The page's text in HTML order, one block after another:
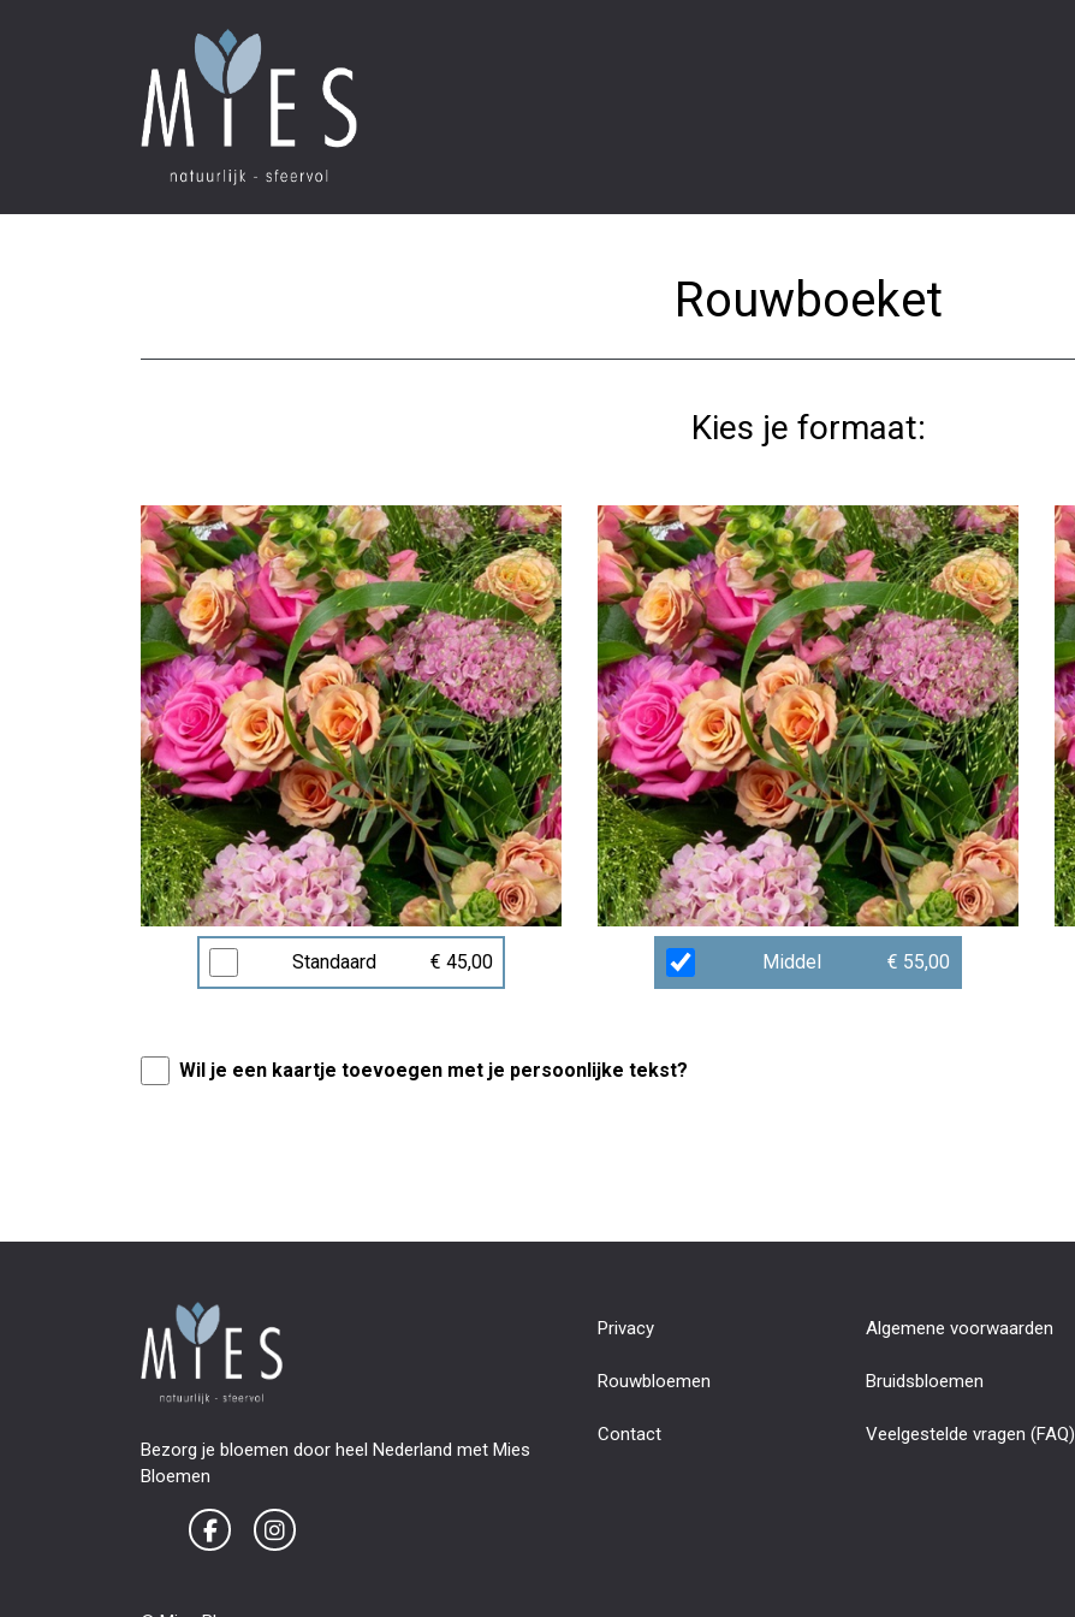
Rouwboeket
Kies je formaat:
Standaard € 45,00 Middel € 55,00
Wil je een kaartje toevoegen met je persoonlijke tekst?
Bezorg je bloemen door heel Nederland met Mies
Bloemen
Privacy Algemene voorwaarden
Rouwbloemen Bruidsbloemen
Contact Veelgestelde vragen (FAQ)